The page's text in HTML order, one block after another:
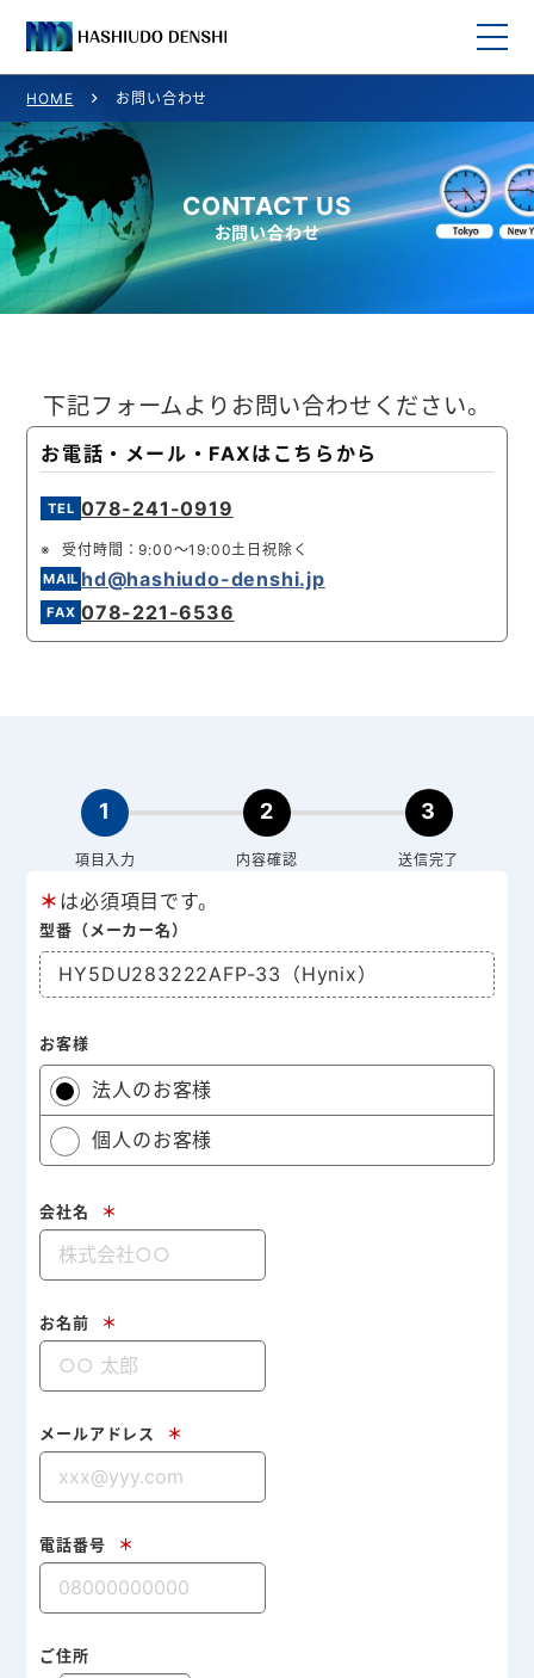
取り扱い商品
取り扱いメーカー一覧
お問い合わせ
HOME お問い合わせ
CONTACT US
お問い合わせ
下記フォームよりお問い合わせください。
お電話・メール・FAXはこちらから
078-241-0919
受付時間：9:00～19:00土日祝除く
hd@hashiudo-denshi.jp
078-221-6536
1
項目入力
2
内容確認
3
送信完了
＊ は必須項目です。
型番（メーカー名）
HY5DU283222AFP-33（Hynix）
お客様
法人のお客様
個人のお客様
会社名 ＊
お名前 ＊
メールアドレス ＊
電話番号 ＊
ご住所